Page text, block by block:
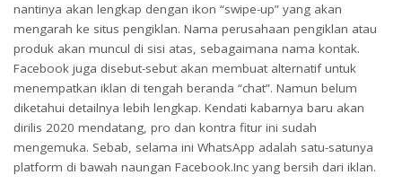
nantinya akan lengkap dengan ikon “swipe-up” yang akan
mengarah ke situs pengiklan. Nama perusahaan pengiklan atau
produk akan muncul di sisi atas, sebagaimana nama kontak.
Facebook juga disebut-sebut akan membuat alternatif untuk
menempatkan iklan di tengah beranda “chat”. Namun belum
diketahui detailnya lebih lengkap. Kendati kabarnya baru akan
dirilis 2020 mendatang, pro dan kontra fitur ini sudah
mengemuka. Sebab, selama ini WhatsApp adalah satu-satunya
platform di bawah naungan Facebook.Inc yang bersih dari iklan.